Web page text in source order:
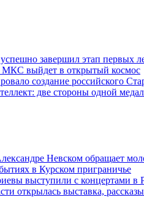
завершил этап первых
МКС выйдет в открытый космос
создание российского
две стороны одной
Невском обращает
в Курском приграничье
выступили с концертами в
открылась выставка,